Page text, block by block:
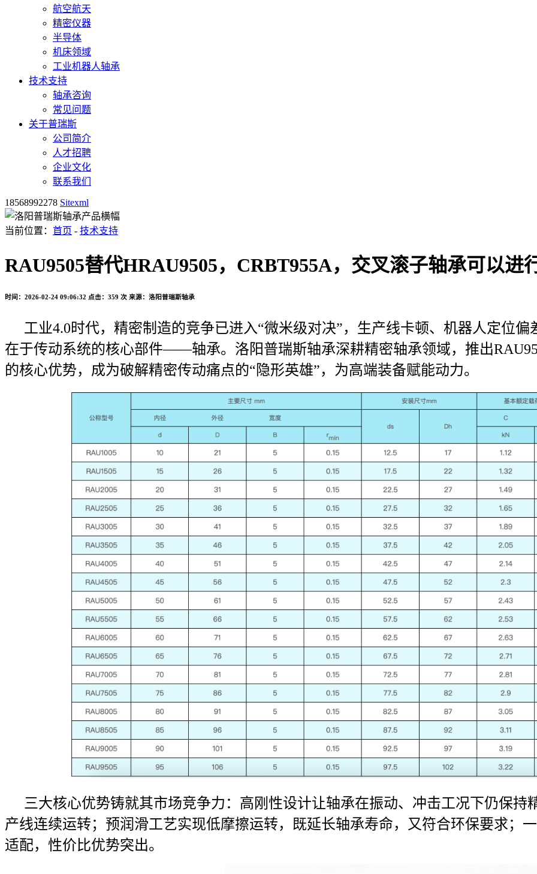
航空航天
精密仪器
半导体
机床领域
工业机器人轴承
技术支持
轴承咨询
常见问题
关于普瑞斯
公司简介
人才招聘
企业文化
联系我们
18568992278 Sitexml
当前位置： 首页 - 技术支持
RAU9505替代HRAU9505，CRBT955A，交叉滚子轴承可以进
时间：2026-02-24 09:06:32 点击：359 次 来源：洛阳普瑞斯轴承
工业4.0时代，精密制造的竞争已进入“微米级对决”，生产线卡顿、机器人定位
在于传动系统的核心部件——轴承。洛阳普瑞斯轴承深耕精密轴承领域，推出
的核心优势，成为破解精密传动痛点的“隐形英雄”，为高端装备赋能动力。
三大核心优势铸就其市场竞争力：高刚性设计让轴承在振动、冲击工况下仍保持
产线连续运转；预润滑工艺实现低摩擦运转，既延长轴承寿命，又符合环保要求；
适配，性价比优势突出。